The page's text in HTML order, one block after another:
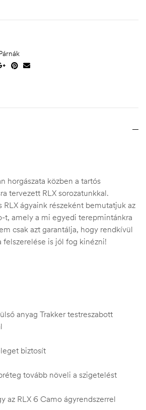
horgászata közben a tartós
tervezett RLX sorozatunkkal.
RLX ágyaink részeként bemutatjuk az
t, amely a mi egyedi terepmintánkra
csak azt garantálja, hogy rendkívül
felszerelése is jól fog kinézni!
anyag Trakker testreszabott
biztosít
tovább növeli a szigetelést
az RLX 6 Camo ágyrendszerrel